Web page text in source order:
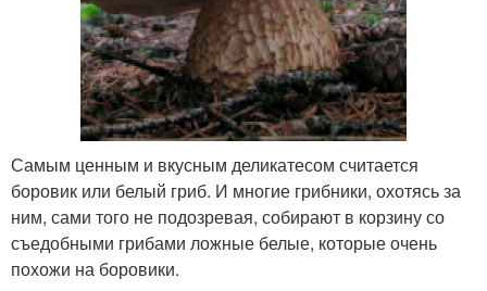
Самым ценным и вкусным деликатесом считается
боровик или белый гриб. И многие грибники, охотясь за
ним, сами того не подозревая, собирают в корзину со
съедобными грибами ложные белые, которые очень
похожи на боровики.